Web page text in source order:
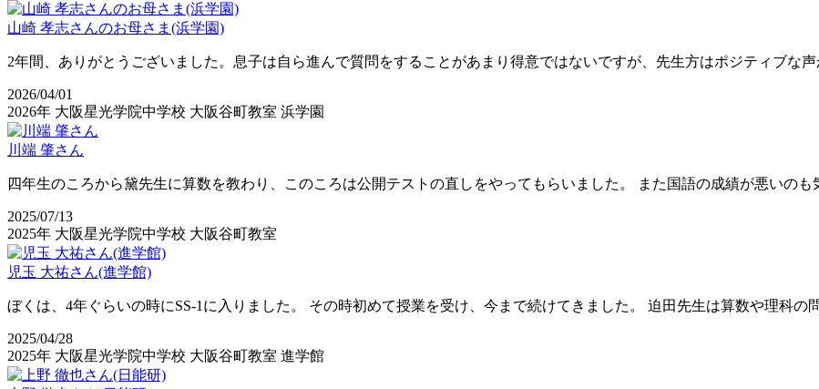
山崎 孝志さんのお母さま(浜学園)
2年間、ありがとうございました。息子は自ら進んで質問をすることがあまり得意ではないですが、先生方はポジティブな
2026/04/01
2026年 大阪星光学院中学校 大阪谷町教室 浜学園
川端 肇さん
四年生のころから黛先生に算数を教わり、このころは公開テストの直しをやってもらいました。 また国語の成績が悪いの
2025/07/13
2025年 大阪星光学院中学校 大阪谷町教室
児玉 大祐さん(進学館)
ぼくは、4年ぐらいの時にSS-1に入りました。 その時初めて授業を受け、今まで続けてきました。 迫田先生は算数や理科
2025/04/28
2025年 大阪星光学院中学校 大阪谷町教室 進学館